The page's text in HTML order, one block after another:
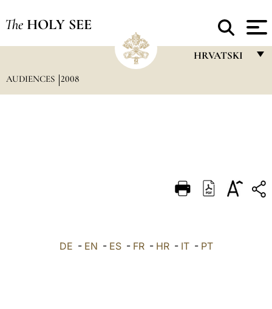
The HOLY SEE
HRVATSKI
DEUTSCH
العربيّة
AUDIENCES 2008
DE - EN - ES- FR- HR- IT- PT